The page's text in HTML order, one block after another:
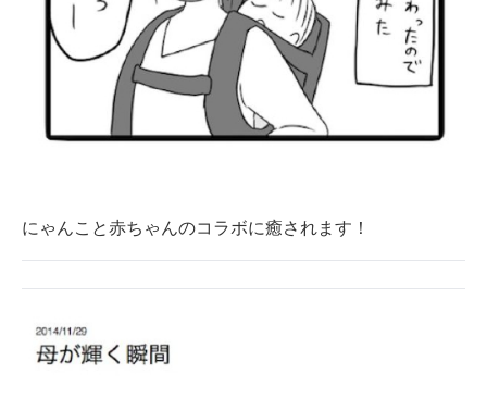
にゃんこと赤ちゃんのコラボに癒されます！